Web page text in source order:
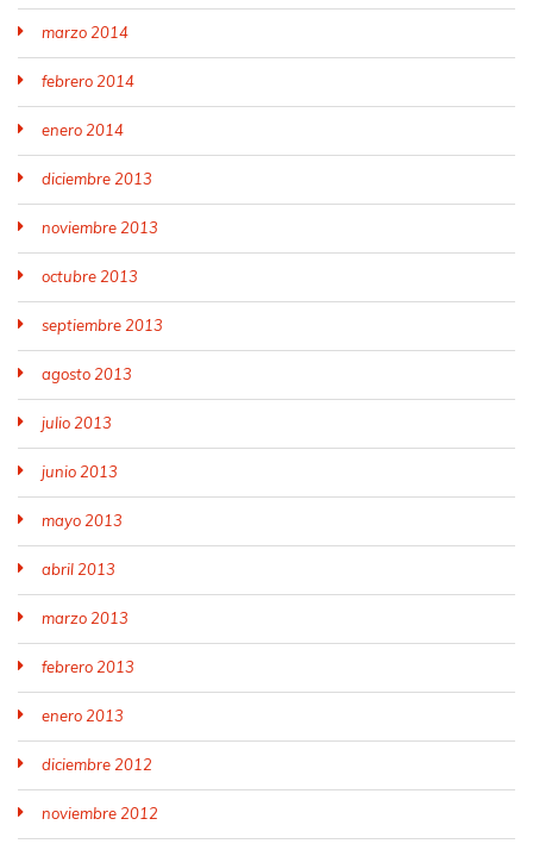
marzo 2014
febrero 2014
enero 2014
diciembre 2013
noviembre 2013
octubre 2013
septiembre 2013
agosto 2013
julio 2013
junio 2013
mayo 2013
abril 2013
marzo 2013
febrero 2013
enero 2013
diciembre 2012
noviembre 2012